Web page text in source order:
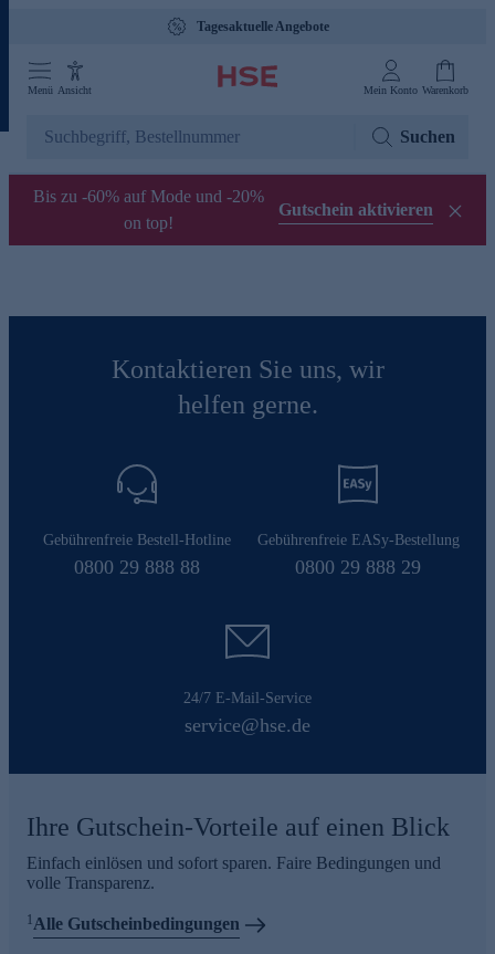
Tagesaktuelle Angebote
Menü Ansicht Mein Konto Warenkorb
Suchen
Bis zu -60% auf Mode und -20%
on top!
Gutschein aktivieren
Kontaktieren Sie uns, wir
helfen gerne.
Gebührenfreie Bestell-Hotline
0800 29 888 88
Gebührenfreie EASy-Bestellung
0800 29 888 29
24/7 E-Mail-Service
service@hse.de
Ihre Gutschein-Vorteile auf einen Blick
Einfach einlösen und sofort sparen. Faire Bedingungen und
volle Transparenz.
1Alle Gutscheinbedingungen